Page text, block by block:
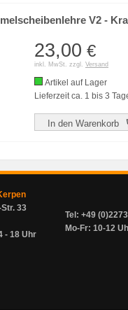
V2 -
23,00 €
inkl. MwSt. zzgl. Versand
Artikel auf Lager
Lieferzeit ca. 1 bis 3
In den Warenkorb
33
- 18 Uhr
Tel: +49
Mo-Fr: 10-12